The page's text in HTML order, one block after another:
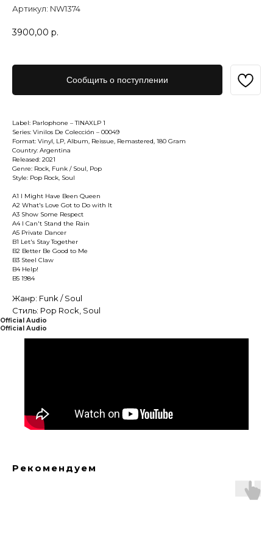
Артикул: NW1374
3900,00 р.
Сообщить о поступлении
Label: Parlophone – TINAXLP 1
Series: Vinilos De Colección – 00049
Format: Vinyl, LP, Album, Reissue, Remastered, 180 Gram
Country: Argentina
Released: 2021
Genre: Rock, Funk / Soul, Pop
Style: Pop Rock, Soul
A1 I Might Have Been Queen
A2 What's Love Got to Do with It
A3 Show Some Respect
A4 I Can't Stand the Rain
A5 Private Dancer
B1 Let's Stay Together
B2 Better Be Good to Me
B3 Steel Claw
B4 Help!
B5 1984
Жанр: Funk / Soul
Стиль: Pop Rock, Soul
Official Audio
Official Audio
Рекомендуем